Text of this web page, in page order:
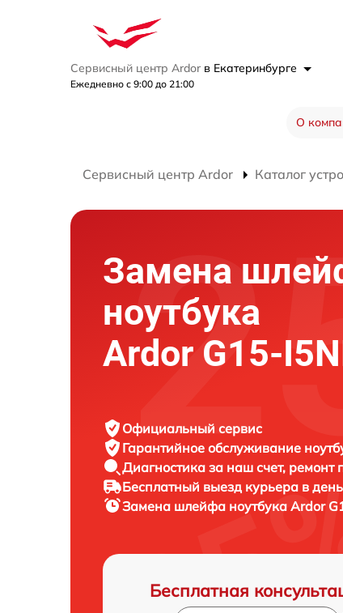
Сервисный центр Ardor в Екатеринбурге
Ежедневно с 9:00 до 21:00
О
Сервисный центр Ardor Каталог
Замена
ноутбука
Ardor G15-
Официальный сервис
Гарантийное обслуживание
Диагностика за наш счет, ремонт
Бесплатный выезд курьера в
Замена шлейфа ноутбука Ardor
Бесплатная